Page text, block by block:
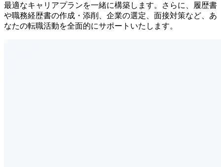
最適なキャリアプランを一緒に構築します。
さらに、履歴書
や職務経歴書の作成・添削、企業の選定、面接対策など、あ
なたの転職活動を全面的にサポートいたします。